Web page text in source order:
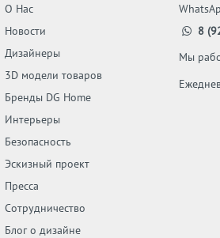
О Нас
Новости
Дизайнеры
3D модели товаров
Бренды DG Home
Интерьеры
Безопасность
Эскизный проект
Пресса
Сотрудничество
Блог о дизайне
8
Мы